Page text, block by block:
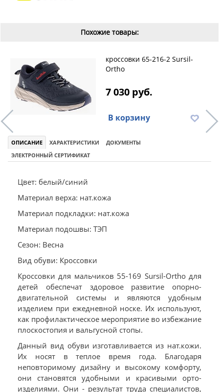
Похожие товары:
кроссовки 65-216-2 Sursil-
Ortho
7 030 руб.
В корзину
ОПИСАНИЕ ХАРАКТЕРИСТИКИ
ДОКУМЕНТЫ
ЭЛЕКТРОННЫЙ СЕРТИФИКАТ
Цвет: белый/синий
Материал верха: нат.кожа
Материал подкладки: нат.кожа
Материал подошвы: ТЭП
Сезон: Весна
Вид обуви: Кроссовки
Кроссовки для мальчиков 55-169 Sursil-Ortho для
детей обеспечат здоровое развитие опорно-
двигательной системы и являются удобным
изделием при ежедневной носке. Их используют,
как профилактическое мероприятие во избежание
плоскостопия и вальгусной стопы.
Данный вид обуви изготавливается из нат.кожи.
Их носят в теплое время года. Благодаря
неповторимому дизайну и высокому комфорту,
они становятся удобными и красивыми орто-
изделиями. Они - результат труда специалистов,